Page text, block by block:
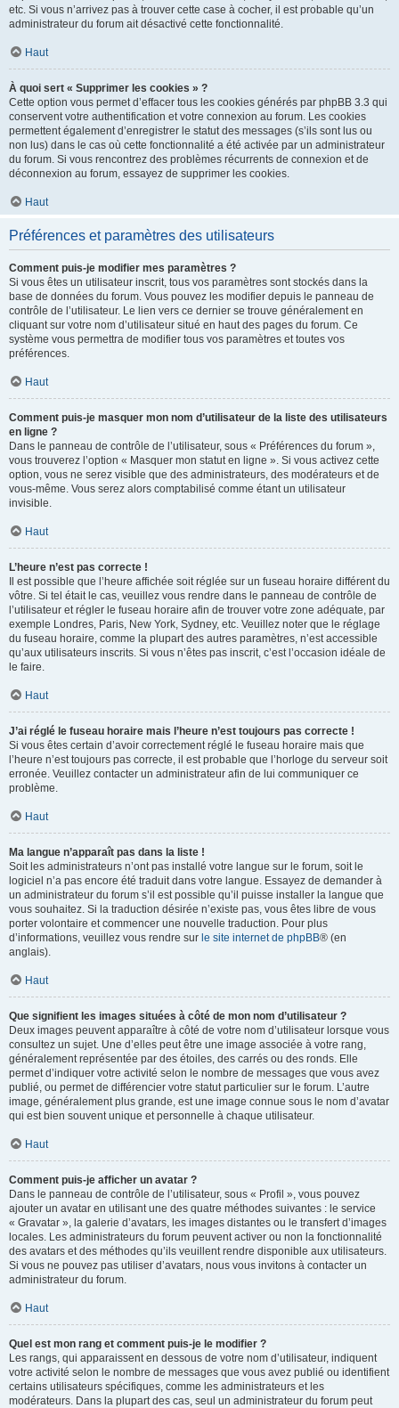
etc. Si vous n’arrivez pas à trouver cette case à cocher, il est probable qu’un
administrateur du forum ait désactivé cette fonctionnalité.
Haut
À quoi sert « Supprimer les cookies » ?
Cette option vous permet d’effacer tous les cookies générés par phpBB 3.3 qui
conservent votre authentification et votre connexion au forum. Les cookies
permettent également d’enregistrer le statut des messages (s’ils sont lus ou
non lus) dans le cas où cette fonctionnalité a été activée par un administrateur
du forum. Si vous rencontrez des problèmes récurrents de connexion et de
déconnexion au forum, essayez de supprimer les cookies.
Haut
Préférences et paramètres des utilisateurs
Comment puis-je modifier mes paramètres ?
Si vous êtes un utilisateur inscrit, tous vos paramètres sont stockés dans la
base de données du forum. Vous pouvez les modifier depuis le panneau de
contrôle de l’utilisateur. Le lien vers ce dernier se trouve généralement en
cliquant sur votre nom d’utilisateur situé en haut des pages du forum. Ce
système vous permettra de modifier tous vos paramètres et toutes vos
préférences.
Haut
Comment puis-je masquer mon nom d’utilisateur de la liste des utilisateurs
en ligne ?
Dans le panneau de contrôle de l’utilisateur, sous « Préférences du forum »,
vous trouverez l’option « Masquer mon statut en ligne ». Si vous activez cette
option, vous ne serez visible que des administrateurs, des modérateurs et de
vous-même. Vous serez alors comptabilisé comme étant un utilisateur
invisible.
Haut
L’heure n’est pas correcte !
Il est possible que l’heure affichée soit réglée sur un fuseau horaire différent du
vôtre. Si tel était le cas, veuillez vous rendre dans le panneau de contrôle de
l’utilisateur et régler le fuseau horaire afin de trouver votre zone adéquate, par
exemple Londres, Paris, New York, Sydney, etc. Veuillez noter que le réglage
du fuseau horaire, comme la plupart des autres paramètres, n’est accessible
qu’aux utilisateurs inscrits. Si vous n’êtes pas inscrit, c’est l’occasion idéale de
le faire.
Haut
J’ai réglé le fuseau horaire mais l’heure n’est toujours pas correcte !
Si vous êtes certain d’avoir correctement réglé le fuseau horaire mais que
l’heure n’est toujours pas correcte, il est probable que l’horloge du serveur soit
erronée. Veuillez contacter un administrateur afin de lui communiquer ce
problème.
Haut
Ma langue n’apparaît pas dans la liste !
Soit les administrateurs n’ont pas installé votre langue sur le forum, soit le
logiciel n’a pas encore été traduit dans votre langue. Essayez de demander à
un administrateur du forum s’il est possible qu’il puisse installer la langue que
vous souhaitez. Si la traduction désirée n’existe pas, vous êtes libre de vous
porter volontaire et commencer une nouvelle traduction. Pour plus
d’informations, veuillez vous rendre sur le site internet de phpBB® (en
anglais).
Haut
Que signifient les images situées à côté de mon nom d’utilisateur ?
Deux images peuvent apparaître à côté de votre nom d’utilisateur lorsque vous
consultez un sujet. Une d’elles peut être une image associée à votre rang,
généralement représentée par des étoiles, des carrés ou des ronds. Elle
permet d’indiquer votre activité selon le nombre de messages que vous avez
publié, ou permet de différencier votre statut particulier sur le forum. L’autre
image, généralement plus grande, est une image connue sous le nom d’avatar
qui est bien souvent unique et personnelle à chaque utilisateur.
Haut
Comment puis-je afficher un avatar ?
Dans le panneau de contrôle de l’utilisateur, sous « Profil », vous pouvez
ajouter un avatar en utilisant une des quatre méthodes suivantes : le service
« Gravatar », la galerie d’avatars, les images distantes ou le transfert d’images
locales. Les administrateurs du forum peuvent activer ou non la fonctionnalité
des avatars et des méthodes qu’ils veuillent rendre disponible aux utilisateurs.
Si vous ne pouvez pas utiliser d’avatars, nous vous invitons à contacter un
administrateur du forum.
Haut
Quel est mon rang et comment puis-je le modifier ?
Les rangs, qui apparaissent en dessous de votre nom d’utilisateur, indiquent
votre activité selon le nombre de messages que vous avez publié ou identifient
certains utilisateurs spécifiques, comme les administrateurs et les
modérateurs. Dans la plupart des cas, seul un administrateur du forum peut